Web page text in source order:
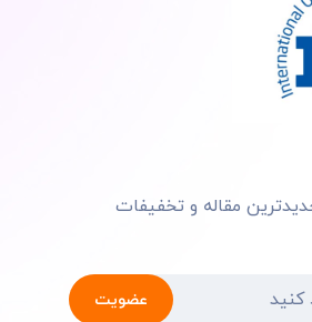
مقاله و تخفیفات
عضویت